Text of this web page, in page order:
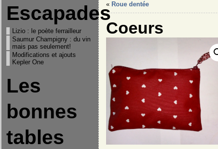
Escapades
Lizio : le poète ferrailleur
Saumur Champigny : du vin
mais pas seulement!
Modifications et ajouts
Kepler One
Les
bonnes
tables
« Roue dentée
Coeurs